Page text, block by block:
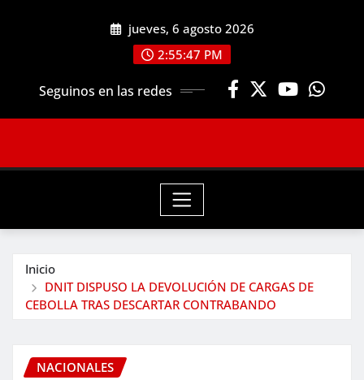
jueves, 6 agosto 2026
2:55:49 PM
Seguinos en las redes
Inicio
DNIT DISPUSO LA DEVOLUCIÓN DE CARGAS DE
CEBOLLA TRAS DESCARTAR CONTRABANDO
NACIONALES